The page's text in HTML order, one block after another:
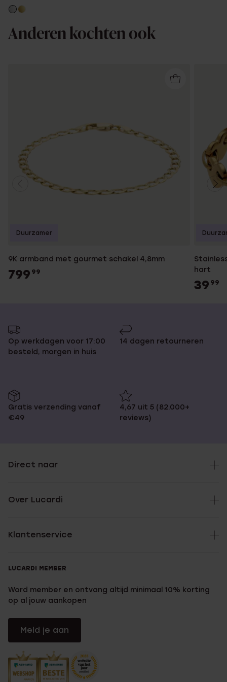
Anderen kochten ook
9K armband met gourmet schakel 4,8mm
799 99
Duurzamer
hart
39 99
Op werkdagen voor 17:00
besteld, morgen in huis
14 dagen retourneren
Gratis verzending vanaf
€49
4,67 uit 5 (82.000+
reviews)
Direct naar
Over Lucardi
Klantenservice
LUCARDI MEMBER
Word member en ontvang altijd minimaal 10% korting
op al jouw aankopen
Meld je aan